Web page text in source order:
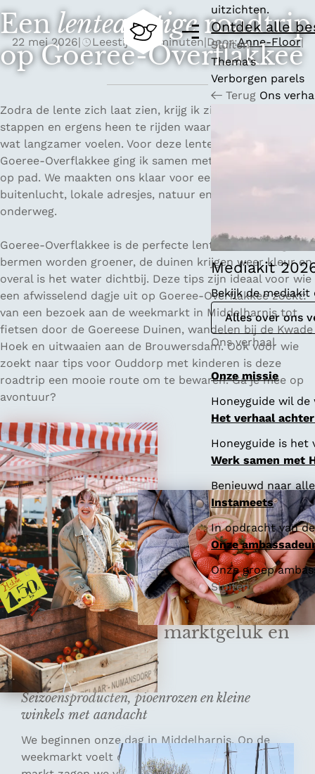
G
a
a
r
d
e
h
e
p
a
g
e
M
e
n
u
uitzichten.
Ontdek alle
Sluiten
Thema's
Verborgen parels
Terug Ons
Mediakit
Bekijk de
Alles over ons
Ons verhaal
Onze missie
Honeyguide wil
Het verhaal
Honeyguide is het
Werk samen met
Benieuwd naar
Instameets
In opdracht van
Onze
Onze groep
Sluiten
Eenlenteachtigeroadtrip
op Goeree-Overflakkee
22 mei 2026| Leestijd: 22 minuten|Door:Anne-Floor|
Zodra de lente zich laat zien, krijg ik zin om de auto in te
stappen en ergens heen te rijden waar de dagen vanzelf
wat langzamer voelen. Voor deze lente roadtrip op
Goeree-Overflakkee ging ik samen met Amanda en Tess
op pad. We maakten ons klaar voor een dag vol
buitenlucht, lokale adresjes, natuur en fijne stops
onderweg.
Goeree-Overflakkee is de perfecte lentebestemming. De
bermen worden groener, de duinen krijgen weer kleur en
overal is het water dichtbij. Deze tips zijn ideaal voor wie
een afwisselend dagje uit op Goeree-Overflakkee zoekt:
van een bezoek aan de weekmarkt in Middelharnis tot
fietsen door de Goereese Duinen, wandelen bij de Kwade
Hoek en uitwaaien aan de Brouwersdam. Ook voor wie
zoekt naar tips voor Ouddorp met kinderen is deze
roadtrip een mooie route om te bewaren. Ga je mee op
avontuur?
1. Middelharnis: marktgeluk en
leuke winkeltips
Seizoensproducten, pioenrozen en kleine
winkels met aandacht
We beginnen onze dag in Middelharnis. Op de
weekmarkt voelt de lente meteen dichtbij. Op de